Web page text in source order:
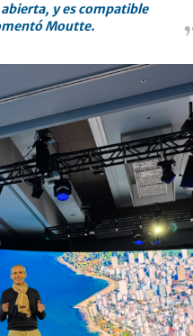
y es compatible
Moutte.